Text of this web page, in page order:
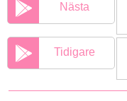
Nästa
Tidigare